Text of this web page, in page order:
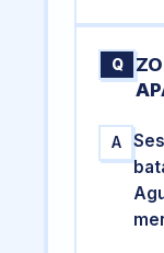
Q
A